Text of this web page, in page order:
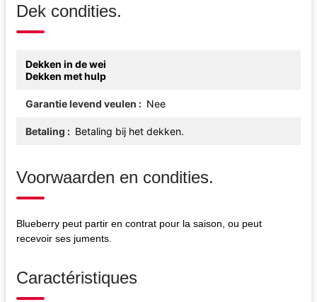
Dek condities.
Dekken in de wei
Dekken met hulp
Garantie levend veulen Nee
Betaling Betaling bij het dekken.
Voorwaarden en condities.
Blueberry peut partir en contrat pour la saison, ou peut
recevoir ses juments.
Caractéristiques